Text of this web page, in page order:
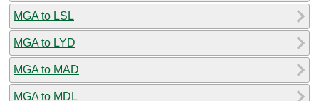
MGA to LSL
MGA to LYD
MGA to MAD
MGA to MDL